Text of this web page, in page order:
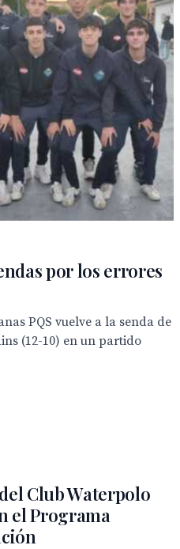
por los errores
PQS vuelve a la senda de
(12-10) en un partido
Club Waterpolo
el Programa